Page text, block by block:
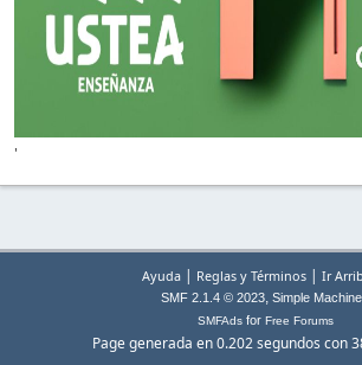
'
Ayuda | Reglas y Términos | Ir
SMF 2.1.4 © 2023, Simple
SMFAdsfor Free Forums
Page generada en 0.202 segundos con